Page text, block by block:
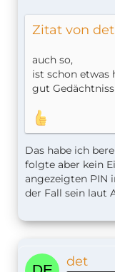
Zitat von det
auch so,
ist schon etwas
gut
Das habe ich
folgte aber kein
angezeigten PIN
der Fall sein laut
det